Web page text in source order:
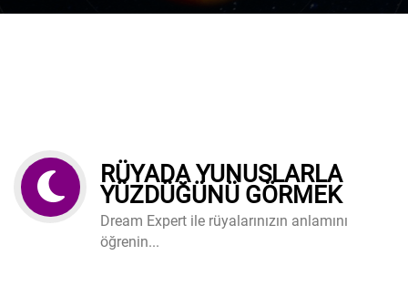
RÜYADA YUNUSLARLA
YÜZDÜĞÜNÜ GÖRMEK
Dream Expert ile rüyalarınızın anlamını
öğrenin...